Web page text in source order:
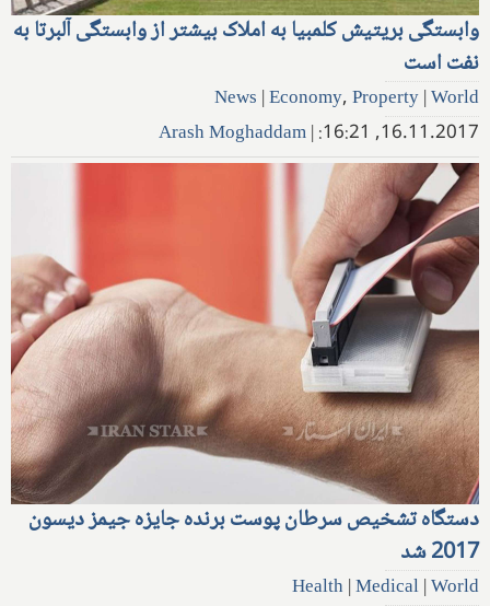
وابستگی بریتیش کلمبیا به املاک بیشتر از وابستگی آلبرتا به
نفت است
News |Economy,Property|World
16.11.2017, 16:21:
|
Arash Moghaddam
دستگاه تشخیص سرطان پوست برنده جایزه جیمز دیسون
2017 شد
Health |Medical|World